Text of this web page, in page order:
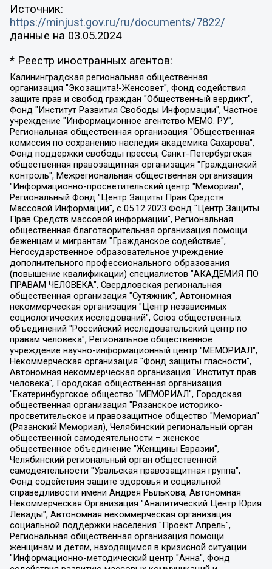
Источник:
https://minjust.gov.ru/ru/documents/7822/
данные на 03.05.2024
* Реестр иностранных агентов:
Калининградская региональная общественная организация "Экозащита!-Женсовет", Фонд содействия защите прав и свобод граждан "Общественный вердикт", Фонд "Институт Развития Свободы Информации", Частное учреждение "Информационное агентство МЕМО. РУ", Региональная общественная организация "Общественная комиссия по сохранению наследия академика Сахарова", Фонд поддержки свободы прессы, Санкт-Петербургская общественная правозащитная организация "Гражданский контроль", Межрегиональная общественная организация "Информационно-просветительский центр "Мемориал", Региональный Фонд "Центр Защиты Прав Средств Массовой Информации", с 05.12.2023 Фонд "Центр Защиты Прав Средств массовой информации", Региональная общественная благотворительная организация помощи беженцам и мигрантам "Гражданское содействие", Негосударственное образовательное учреждение дополнительного профессионального образования (повышение квалификации) специалистов "АКАДЕМИЯ ПО ПРАВАМ ЧЕЛОВЕКА", Свердловская региональная общественная организация "Сутяжник", Автономная некоммерческая организация "Центр независимых социологических исследований", Союз общественных объединений "Российский исследовательский центр по правам человека", Региональное общественное учреждение научно-информационный центр "МЕМОРИАЛ", Некоммерческая организация "Фонд защиты гласности", Автономная некоммерческая организация "Институт прав человека", Городская общественная организация "Екатеринбургское общество "МЕМОРИАЛ", Городская общественная организация "Рязанское историко-просветительское и правозащитное общество "Мемориал" (Рязанский Мемориал), Челябинский региональный орган общественной самодеятельности – женское общественное объединение "Женщины Евразии", Челябинский региональный орган общественной самодеятельности "Уральская правозащитная группа", Фонд содействия защите здоровья и социальной справедливости имени Андрея Рылькова, Автономная Некоммерческая Организация "Аналитический Центр Юрия Левады", Автономная некоммерческая организация социальной поддержки населения "Проект Апрель", Региональная общественная организация помощи женщинам и детям, находящимся в кризисной ситуации "Информационно-методический центр "Анна", Фонд содействия развитию массовых коммуникаций и правовому просвещению "Так-так-Так", Фонд содействия устойчивому развитию "Серебряная тайга", Свердловский региональный общественный фонд социальных проектов "Новое время", "Idel.Реалии", Кавказ.Реалии, Крым.Реалии, Телеканал Настоящее Время, Татаро-башкирская служба Радио Свобода (Azatliq Radiosi), Радио Свободная Европа/Радио Свобода (PCE/PC), "Сибирь.Реалии", "Фактограф", Благотворительный фонд помощи осужденным и их семьям, Автономная некоммерческая организация "Институт глобализации и социальных движений", Фонд "В защиту прав заключенных", Частное учреждение "Центр поддержки и содействия развитию средств массовой информации", Пензенский региональный общественный благотворительный фонд "Гражданский союз", "Север.Реалии", Некоммерческая организация Фонд "Правовая инициатива", Общество с ограниченной ответственностью "Радио Свободная Европа/Радио Свобода", Чешское информационное агентство "MEDIUM-ORIENT", Красноярская региональная общественная организация "Мы против СПИДа", Камалягин Денис Николаевич, Маркелов Сергей Евгеньевич, Пономарев Лев Александрович, Савицкая Людмила Алексеевна, Автономная некоммерческая организация "Центр по работе с проблемой насилия "НАСИЛИЮ.НЕТ", Межрегиональный профессиональный союз работников здравоохранения "Альянс врачей", Юридическое лицо, зарегистрированное в Латвийской Республике, SIA "Medusa Project" (регистрационный номер 40103797863, дата регистрации 10.06.2014), Некоммерческая организация "Фонд по борьбе с коррупцией", Автономная некоммерческая организация "Институт права и публичной политики", Баданин Роман Сергеевич, Гликин Максим Александрович, Железнова Мария Михайловна, Лукьянова Юлия Сергеевна, Маетная Елизавета Витальевна, Маняхин Петр Борисович, Чуракова Ольга Владимировна, Ярош Юлия Петровна, Юридическое лицо "The Insider SIA", зарегистрированное в Риге, Латвийская Республика (дата регистрации 26.06.2015), являющееся администратором доменного имени интернет-издания "The Insider SIA", https://theins.ru, Постернак Алексей Евгеньевич, Рубин Михаил Аркадьевич, Анин Роман Александрович, Юридическое лицо Istories fonds, зарегистрированное в Латвийской Республике (регистрационный номер 50008295751, дата регистрации 24.02.2020), Великовский Дмитрий Александрович, Долинина Ирина Николаевна, Мароховская Алеся Алексеевна, Шлейнов Роман Юрьевич, Шмагун Олеся Валентиновна, Общество с ограниченной ответственностью "Альтаир 2021", Общество с ограниченной ответственностью "Вега 2021", Общество с ограниченной ответственностью "Главный редактор 2021", Общество с ограниченной ответственностью "Ромашки монолит", Важенков Артем Валерьевич, Ивановская областная общественная организация "Центр гендерных исследований", Гурман Юрий Альбертович, Медиапроект "ОВД-Инфо", Егоров Владимир Владимирович, Жилинский Владимир Александрович, Общество с ограниченной ответственностью "ЗП", Иванова София Юрьевна, Карезина Инна Павловна, Кильтау Екатерина Викторовна, Петров Алексей Викторович, Пискунов Сергей Евгеньевич, Смирнов Сергей Сергеевич, Тихонов Михаил Сергеевич, Общество с ограниченной ответственностью "ЖУРНАЛИСТ-ИНОСТРАННЫЙ АГЕНТ", Арапова Галина Юрьевна, Вольтская Татьяна Анатольевна, Американская компания "Mason G.E.S. Anonymous Foundation" (США), являющаяся владельцем интернет-издания https://mnews.world/, Компания "Stichting Bellingcat", зарегистрированная в Нидерландах (дата регистрации 11.07.2018), Захаров Андрей Вячеславович, Клепиковская Екатерина Дмитриевна, Общество с ограниченной ответственностью "МЕМО", Перл Роман Александрович, Симонов Евгений Алексеевич, Соловьева Елена Анатольевна, Сотников Даниил Владимирович, Сурначева Елизавета Дмитриевна, Автономная некоммерческая организация по защите прав человека и информированию населения "Якутия – Наше Мнение", Общество с ограниченной ответственностью "Москоу диджитал медиа", с 26.01.2023 Общество с ограниченной ответственностью "Чайка Белые сады", Ветошкина Валерия Валерьевна, Заговора Максим Александрович, Межрегиональное общественное движение "Российская ЛГБТ - сеть", Оленичев Максим Владимирович, Павлов Иван Юрьевич, Скворцова Елена Сергеевна, Общество с ограниченной ответственностью "Как бы инагент", Кочетков Игорь Викторович, Общество с ограниченной ответственностью "Честные выборы", Еланчик Олег Александрович, Общество с ограниченной ответственностью "Нобелевский призыв", Гималова Регина Эмилевна, Григорьев Андрей Валерьевич, Григорьева Алина Александровна, Ассоциация по содействию защите прав призывников, альтернативнослужащих и военнослужащих "Правозащитная группа "Гражданин.Армия.Право", Хисамова Регина Фаритовна, Автономная некоммерческая организация по реализации социально-правовых программ "Лилит", Дальневосточное общественное движение "Маяк", Санкт-Петербургская ЛГБТ-инициативная группа "Выход", Инициативная группа ЛГБТ+ "Реверс", Алексеев Андрей Викторович, Бекбулатова Таисия Львовна, Беляев Иван Михайлович, Владыкина Елена Сергеевна, Гельман Марат Александрович, Никульшина Вероника Юрьевна, Толоконникова Надежда Андреевна, Шендерович Виктор Анатольевич, Общество с ограниченной ответственностью "Данное сообщение", Общество с ограниченной ответственностью Издательский дом "Новая глава", Айнбиндер Александра Александровна, Московский комьюнити-центр для ЛГБТ+инициатив, Благотворительный фонд развития филантропии, Deutsche Welle (Германия, Kurt-Schumacher-Strasse 3, 53113 Bonn), Борзунова Мария Михайловна, Воробьев Виктор Викторович, Голубева Анна Львовна, Константинова Алла Михайловна, Малкова Ирина Владимировна, Мурадов Мурад Абдулгалимович, Осетинская Елизавета Николаевна, Понасенков Евгений Николаевич, Ганапольский Матвей Юрьевич, Киселев Евгений Алексеевич, Борухович Ирина Григорьевна, Дремин Иван Тимофеевич, Дубровский Дмитрий Викторович, Красноярская региональная общественная организация поддержки и развития альтернативных образовательных технологий и межкультурных коммуникаций "ИНТЕРРА", Маяковская Екатерина Алексеевна, Фейгин Марк Захарович, Филимонов Андрей Викторович, Дзугкоева Регина Николаевна, Доброхотов Роман Александрович, Дудь Юрий Александрович, Елкин Сергей Владимирович, Кругликов Кирилл Игоревич, Сабунаева Мария Леонидовна, Семенов Алексей Владимирович, Шаинян Карен Багратович, Шульман Екатерина Михайловна, Асафьев Артур Валерьевич, Вахштайн Виктор Семенович, Венедиктов Алексей Алексеевич, Лушникова Екатерина Евгеньевна, Волков Леонид Михайлович, Невзоров Александр Глебович, Пархоменко Сергей Борисович, Сироткин Ярослав Николаевич, Кара-Мурза Владимир Владимирович, Баранова Наталья Владимировна, Гозман Леонид Яковлевич, Кагарлицкий Борис Юльевич, Климарев Михаил Валерьевич, Милов Владимир Станиславович, Автономная некоммерческая организация Краснодарский центр современного искусства "Типография", Моргенштерн Алишер Тагирович, Соболь Любовь Эдуардовна, Общество с ограниченной ответственностью "ЛИЗА НОРМ", Каспаров Гарри Кимович, Ходорковский Михаил Борисович, Общество с ограниченной ответственностью "Апрельские тезисы", Данилович Ирина Брониславовна, Кашин Олег Владимирович, Петров Николай Владимирович, Пивоваров Алексей Владимирович, Соколов Михаил Владимирович, Цветкова Юлия Владимировна, Чичваркин Евгений Александрович, Комитет против пыток/Команда против пыток, Общество с ограниченной ответственностью "Первый научный", Общество с ограниченной ответственностью "Вертолет и ко", Белоцерковская Вероника Борисовна, Кац Максим Евгеньевич, Лазарева Татьяна Юрьевна, Шаведдинов Руслан Табризович, Яшин Илья Валерьевич, Общество с ограниченной ответственностью "Иноагент ААВ", Алешковский Дмитрий Петрович, Альбац Евгения Марковна, Быков Дмитрий Львович, Галямина Юлия Евгеньевна, Лойко Сергей Леонидович, Мартынов Кирилл Константинович, Медведев Сергей Александрович, Крашенинников Федор Геннадиевич, Гордеева Катерина Вл